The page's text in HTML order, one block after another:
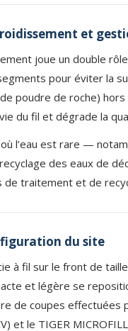
et
joue un double
pour éviter la
poudre de roche)
du fil et dégrade la
l’eau est rare —
des eaux de
de traitement et de
du site
à fil sur le front de
et légère se
de coupes
et le TIGER